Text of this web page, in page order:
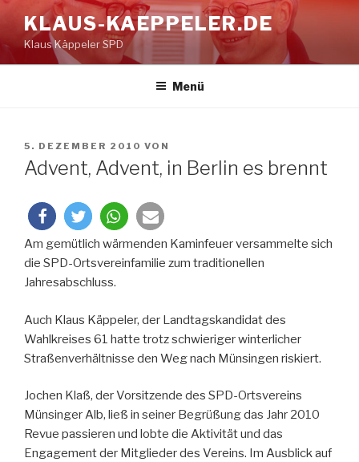
Inhalt
springen
KLAUS-KAEPPELER.DE
Klaus Käppeler SPD
Menü
VERÖFFENTLICHT
AM
5. DEZEMBER 2010 VON
Advent, Advent, in Berlin es brennt
Am gemütlich wärmenden Kaminfeuer versammelte sich
die SPD-Ortsvereinfamilie zum traditionellen
Jahresabschluss.
Auch Klaus Käppeler, der Landtagskandidat des
Wahlkreises 61 hatte trotz schwieriger winterlicher
Straßenverhältnisse den Weg nach Münsingen riskiert.
Jochen Klaß, der Vorsitzende des SPD-Ortsvereins
Münsinger Alb, ließ in seiner Begrüßung das Jahr 2010
Revue passieren und lobte die Aktivität und das
Engagement der Mitglieder des Vereins. Im Ausblick auf